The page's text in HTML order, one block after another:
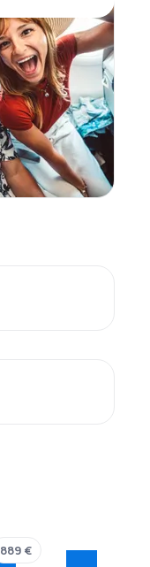
889 €